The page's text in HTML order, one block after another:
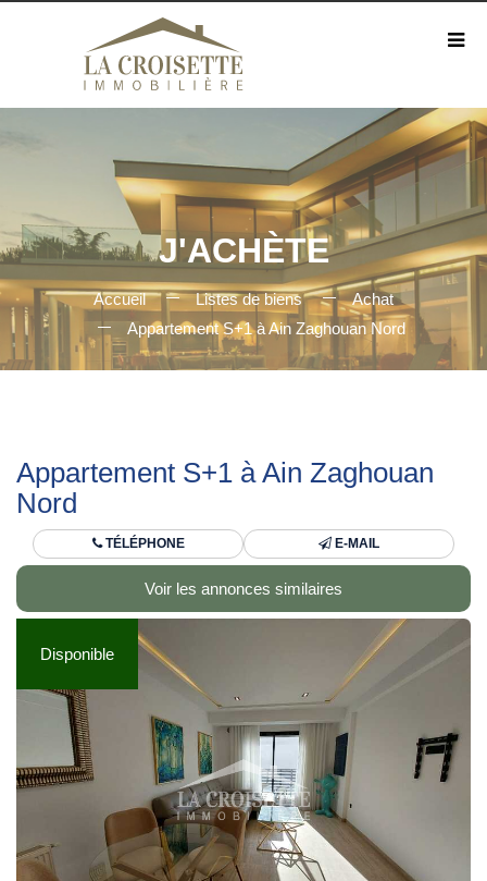
J'ACHÈTE
Accueil Listes de biens
Achat
Appartement S+1 à Ain Zaghouan Nord
Appartement S+1 à Ain Zaghouan
Nord
TÉLÉPHONE E-MAIL
Voir les annonces similaires
Disponible